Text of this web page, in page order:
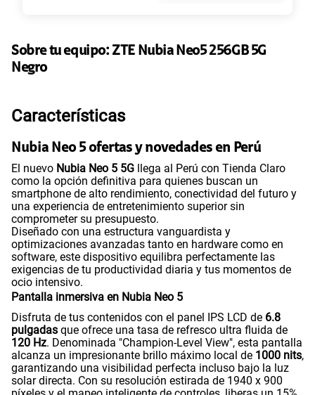
Paga solo S/95.90
Paga solo
Paga solo
110GBen alta velocidad
S/ 69.90
Paga solo
175GBen alta velocidad
Paga solo
185GB en alta velocidad
Paga solo
200GBen alta velocidad
S/289.90
Ver menos planes
Sobre tu equipo: ZTE Nubia Neo5 256GB 5G
Negro
Características
Nubia Neo 5 ofertas y novedades en Perú
El nuevo Nubia Neo 5 5G llega al Perú con Tienda Claro
como la opción definitiva para quienes buscan un
smartphone de alto rendimiento, conectividad del futuro y
una experiencia de entretenimiento superior sin
comprometer su presupuesto.
Diseñado con una estructura vanguardista y
optimizaciones avanzadas tanto en hardware como en
software, este dispositivo equilibra perfectamente las
exigencias de tu productividad diaria y tus momentos de
ocio intensivo.
Pantalla inmersiva en Nubia Neo 5
Disfruta de tus contenidos con el panel IPS LCD de 6.8
pulgadas que ofrece una tasa de refresco ultra fluida de
120 Hz. Denominada "Champion-Level View", esta pantalla
alcanza un impresionante brillo máximo local de 1000 nits,
garantizando una visibilidad perfecta incluso bajo la luz
solar directa. Con su resolución estirada de 1940 x 900